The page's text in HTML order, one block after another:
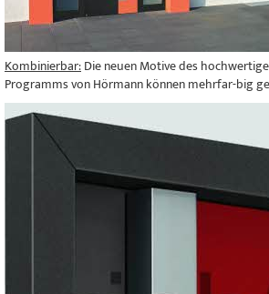
Kombinierbar:Die neuen Motive des
Programms von Hörmann können mehrfar-big